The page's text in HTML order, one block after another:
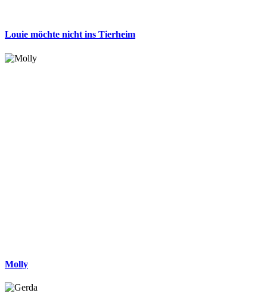
Louie möchte nicht ins Tierheim
Molly